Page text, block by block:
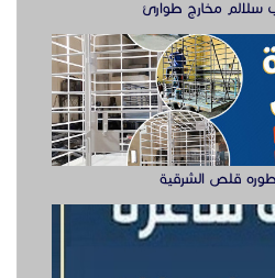
للعمل في الخبر